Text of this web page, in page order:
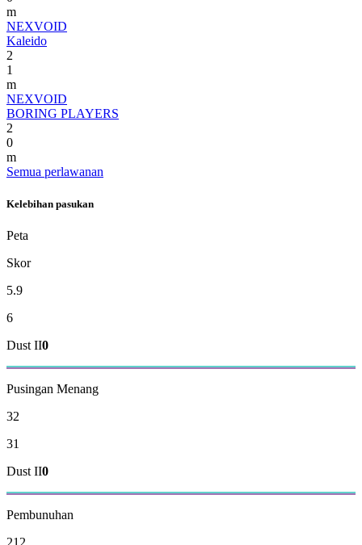
m
NEXVOID
Kaleido
2
1
m
NEXVOID
BORING PLAYERS
2
0
m
Semua perlawanan
Kelebihan pasukan
Peta
Skor
5.9
6
Dust II0
Pusingan Menang
32
31
Dust II0
Pembunuhan
212